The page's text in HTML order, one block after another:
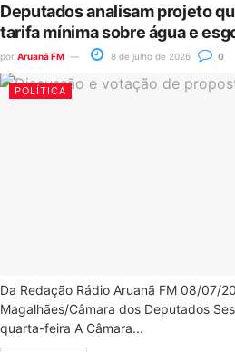
Deputados analisam projeto
tarifa mínima sobre água e
por Aruanã FM 8 de julho de 2026 0
POLÍTICA
Da Redação Rádio Aruanã FM 08/07/
Magalhães/Câmara dos Deputados
quarta-feira A Câmara...